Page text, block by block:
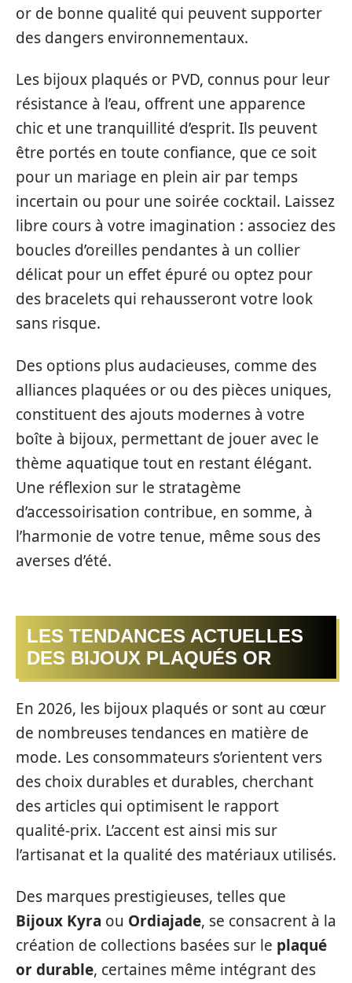
or de bonne qualité qui peuvent supporter
des dangers environnementaux.
Les bijoux plaqués or PVD, connus pour leur
résistance à l’eau, offrent une apparence
chic et une tranquillité d’esprit. Ils peuvent
être portés en toute confiance, que ce soit
pour un mariage en plein air par temps
incertain ou pour une soirée cocktail. Laissez
libre cours à votre imagination : associez des
boucles d’oreilles pendantes à un collier
délicat pour un effet épuré ou optez pour
des bracelets qui rehausseront votre look
sans risque.
Des options plus audacieuses, comme des
alliances plaquées or ou des pièces uniques,
constituent des ajouts modernes à votre
boîte à bijoux, permettant de jouer avec le
thème aquatique tout en restant élégant.
Une réflexion sur le stratagème
d’accessoirisation contribue, en somme, à
l’harmonie de votre tenue, même sous des
averses d’été.
LES TENDANCES ACTUELLES
DES BIJOUX PLAQUÉS OR
En 2026, les bijoux plaqués or sont au cœur
de nombreuses tendances en matière de
mode. Les consommateurs s’orientent vers
des choix durables et durables, cherchant
des articles qui optimisent le rapport
qualité-prix. L’accent est ainsi mis sur
l’artisanat et la qualité des matériaux utilisés.
Des marques prestigieuses, telles que
Bijoux Kyra ou Ordiajade, se consacrent à la
création de collections basées sur le plaqué
or durable, certaines même intégrant des